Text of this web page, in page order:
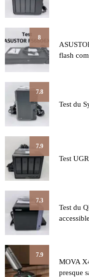
8
flash
7.8
Test du
7.9
Test
7.3
Test du
7.9
MOVA
presque